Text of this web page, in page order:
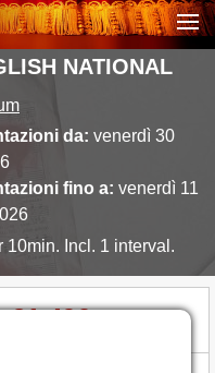
NATIONAL
da: venerdì 30
fino a: venerdì 11
10min. Incl. 1 interval.
31,49€